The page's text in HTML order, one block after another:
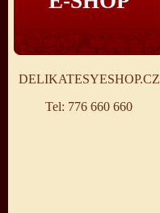
DELIKATESYESHOP.CZ
Tel: 776 660 660